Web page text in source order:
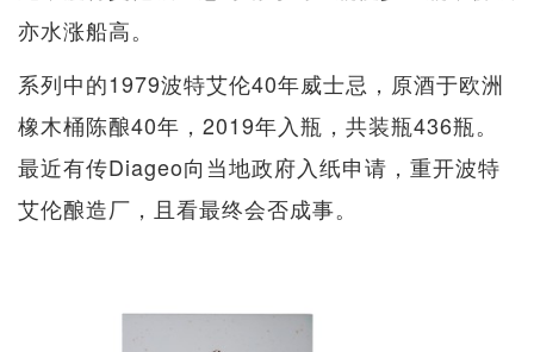
亦水涨船高。
系列中的1979波特艾伦40年威士忌，原酒于欧洲
橡木桶陈酿40年，2019年入瓶，共装瓶436瓶。
最近有传Diageo向当地政府入纸申请，重开波特
艾伦酿造厂，且看最终会否成事。